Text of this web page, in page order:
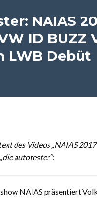
NAIAS
ID BUZZ
LWB Debüt
des Videos „NAIAS
autotester“:
NAIAS präsentiert